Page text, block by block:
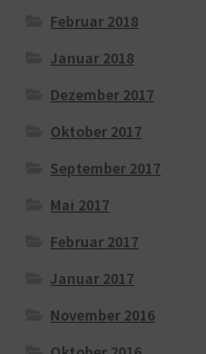
Februar 2018
Januar 2018
Dezember 2017
Oktober 2017
September 2017
Mai 2017
Februar 2017
Januar 2017
November 2016